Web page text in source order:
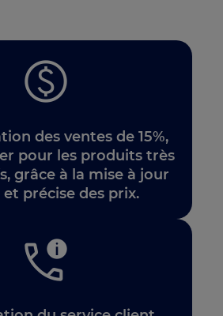
des ventes de 15%,
pour les produits très
grâce à la mise à jour
précise des prix.